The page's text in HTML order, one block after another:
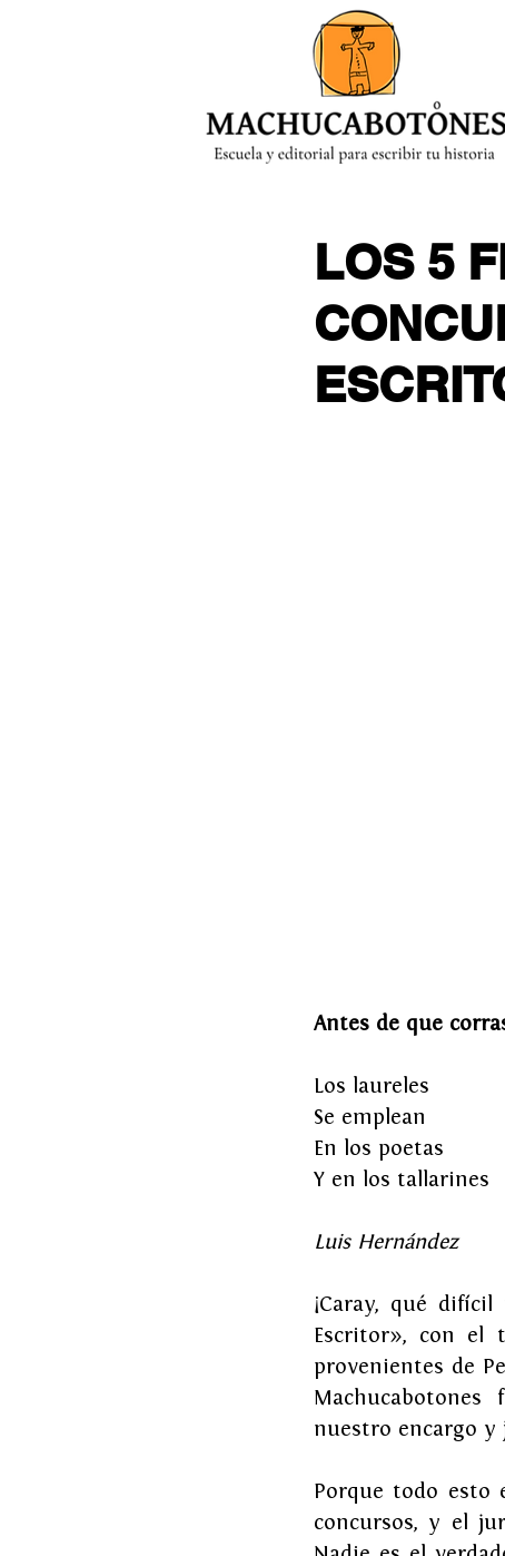
MENÚ
LOS 5
Antes de que
Los laureles
Se emplean
En los poetas
Y en los tallarines
Luis Hernández
¡Caray, qué
Escritor», con el
provenientes de
nuestro encargo y
Porque todo esto
concursos, y el